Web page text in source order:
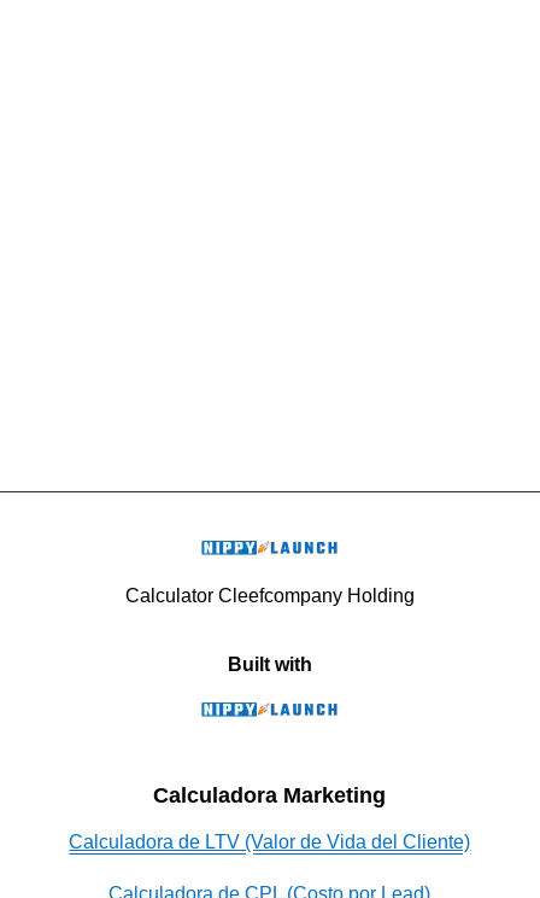
Calculator Cleefcompany Holding
Built with
Calculadora Marketing
Calculadora de LTV (Valor de Vida del Cliente)
Calculadora de CPL (Costo por Lead)